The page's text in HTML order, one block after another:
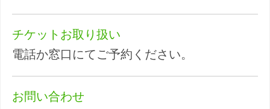
チケットお取り扱い
電話か窓口にてご予約ください。
お問い合わせ